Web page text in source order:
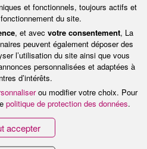
généralistes comme
coût
l’entreprise et sans
pour le patient.
et fonctionnels, toujours actifs et
du site.
, et avec votre consentement, La
peuvent également déposer des
l’utilisation du site ainsi que vous
personnalisées et adaptées à
d’intérêts.
ou modifier votre choix. Pour
politique de protection des données.
accepter